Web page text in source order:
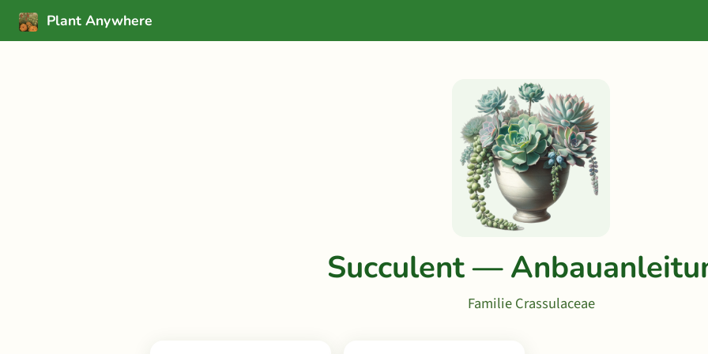
Plant Anywhere
Succulent —
Familie Crassulaceae